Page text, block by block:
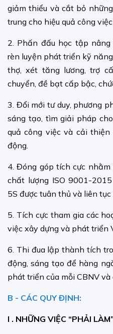
giảm thiểu và cắt bỏ
trung cho hiệu quả công
2. Phấn đấu học tập nâng
rèn luyện phát triển kỹ
thợ, xét tăng lương, trợ
chuyển, đề bạt cấp bậc,
3. Đổi mới tư duy, phương
sáng tạo, tìm giải pháp
quả công việc và cải
động.
4. Đóng góp tích cực
chất lượng ISO 9001-
5S được tuân thủ và liên tục
5. Tích cực tham gia các
việc xây dựng và phát triển
6. Thi đua lập thành tích
động, sáng tạo để hàng
phát triển của mỗi CBNV và
B - CÁC QUY ĐỊNH:
I . NHỮNG VIỆC “PHẢI